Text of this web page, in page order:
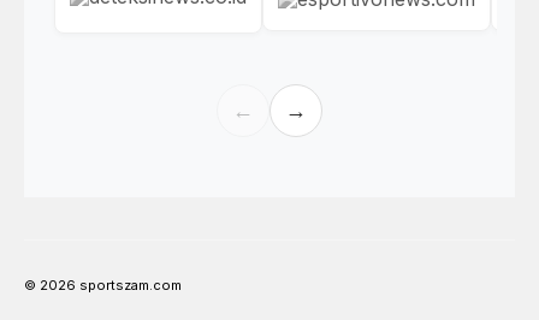
← →
© 2026 sportszam.com